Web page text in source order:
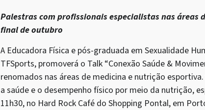
Palestras com profissionais especialistas nas
final de outubro
A Educadora Física e pós-graduada em Sexualidade
TFSports, promoverá o Talk “Conexão Saúde &
renomados nas áreas de medicina e nutrição
a saúde e o desempenho físico por meio da nutrição,
11h30, no Hard Rock Café do Shopping Pontal, em